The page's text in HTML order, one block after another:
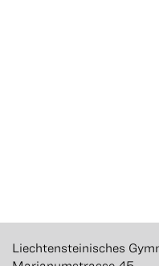
Liechtensteinisches